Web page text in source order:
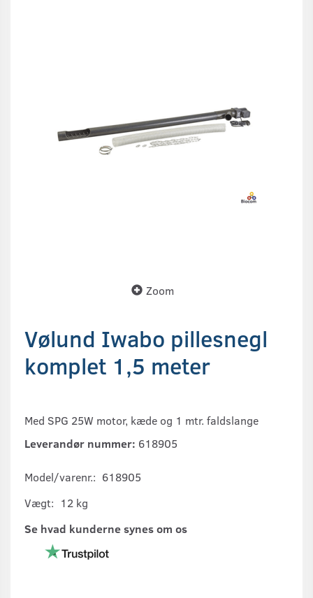
Zoom
Vølund Iwabo pillesnegl
komplet 1,5 meter
Med SPG 25W motor, kæde og 1 mtr. faldslange
Leverandør nummer: 618905
Model/varenr.: 618905
Vægt: 12 kg
Se hvad kunderne synes om os